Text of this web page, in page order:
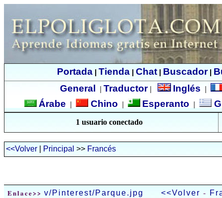
Portada Tienda Chat Buscador|
General
Traductor| Inglés
Árabe Chino Esperanto
1 usuario conectado
<<Volver Principal >> Francés
Enlace>> v/Pinterest/Parque.jpg <<Volver -